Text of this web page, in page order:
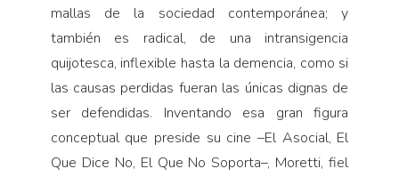
mallas de la sociedad contemporánea; y
también es radical, de una intransigencia
quijotesca, inflexible hasta la demencia, como si
las causas perdidas fueran las únicas dignas de
ser defendidas. Inventando esa gran figura
conceptual que preside su cine –El Asocial, El
Que Dice No, El Que No Soporta–, Moretti, fiel